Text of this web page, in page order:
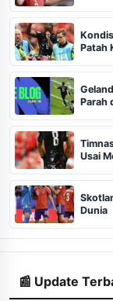
Patah
Parah
Usai
Dunia
📰 Update